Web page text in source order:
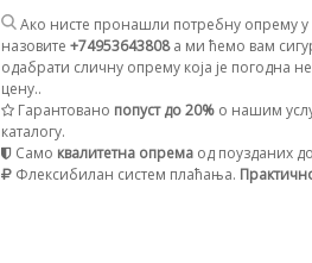
Ако нисте пронашли потребну опрему
назовите +74953643808а ми ћемо вам
одабрати сличну опрему која је погодна
цену..
Гарантовано попуст до 20% о нашим
каталогу.
Само квалитетна опрема од поузданих
Флексибилан систем плаћања.